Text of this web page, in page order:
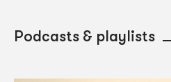
Podcasts & playlists